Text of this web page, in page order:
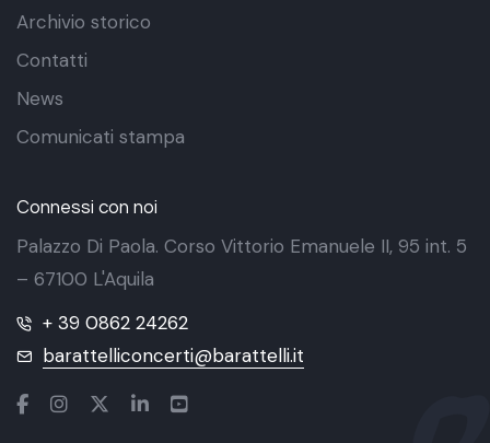
Archivio storico
Contatti
News
Comunicati stampa
Connessi con noi
Palazzo Di Paola. Corso Vittorio Emanuele II, 95 int. 5
– 67100 L'Aquila
+ 39 0862 24262
barattelliconcerti@barattelli.it